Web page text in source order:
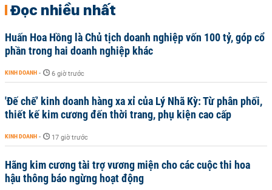
Đọc nhiều nhất
Huấn Hoa Hồng là Chủ tịch doanh nghiệp vốn 100 tỷ, góp cổ
phần trong hai doanh nghiệp khác
KINH DOANH - 6 giờ trước
'Đế chế’ kinh doanh hàng xa xỉ của Lý Nhã Kỳ: Từ phân phối,
thiết kế kim cương đến thời trang, phụ kiện cao cấp
KINH DOANH - 17 giờ trước
Hãng kim cương tài trợ vương miện cho các cuộc thi hoa
hậu thông báo ngừng hoạt động